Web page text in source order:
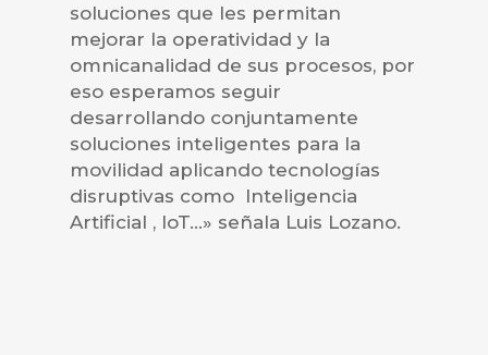
soluciones que les permitan
mejorar la operatividad y la
omnicanalidad de sus procesos, por
eso esperamos seguir
desarrollando conjuntamente
soluciones inteligentes para la
movilidad aplicando tecnologías
disruptivas como Inteligencia
Artificial , IoT…» señala Luis Lozano.